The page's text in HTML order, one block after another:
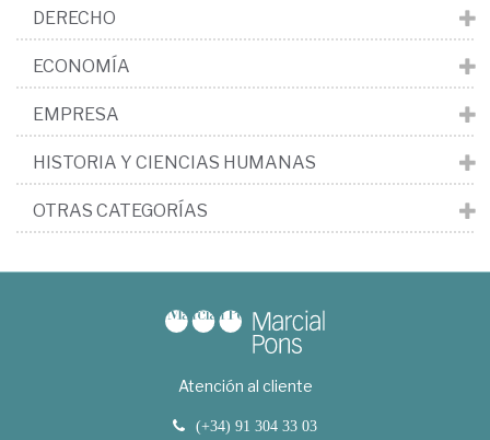
DERECHO
ECONOMÍA
EMPRESA
HISTORIA Y CIENCIAS HUMANAS
OTRAS CATEGORÍAS
Atención al cliente
(+34) 91 304 33 03